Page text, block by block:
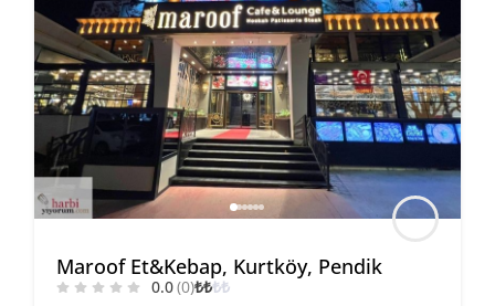
Maroof Et&Kebap, Kurtköy, Pendik
0.0(0)₺₺₺₺